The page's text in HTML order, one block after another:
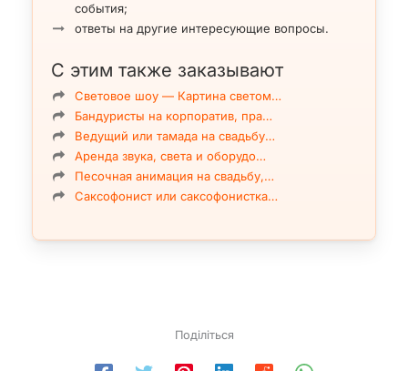
события;
ответы на другие интересующие вопросы.
С этим также заказывают
Световое шоу — Картина светом…
Бандуристы на корпоратив, пра…
Ведущий или тамада на свадьбу…
Аренда звука, света и оборудо…
Песочная анимация на свадьбу,…
Саксофонист или саксофонистка…
Поділіться